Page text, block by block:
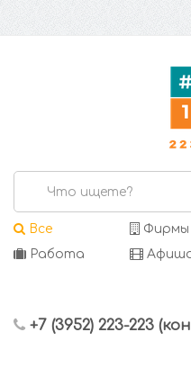
Все Фирмы
Работа
+7 (3952) 223-223